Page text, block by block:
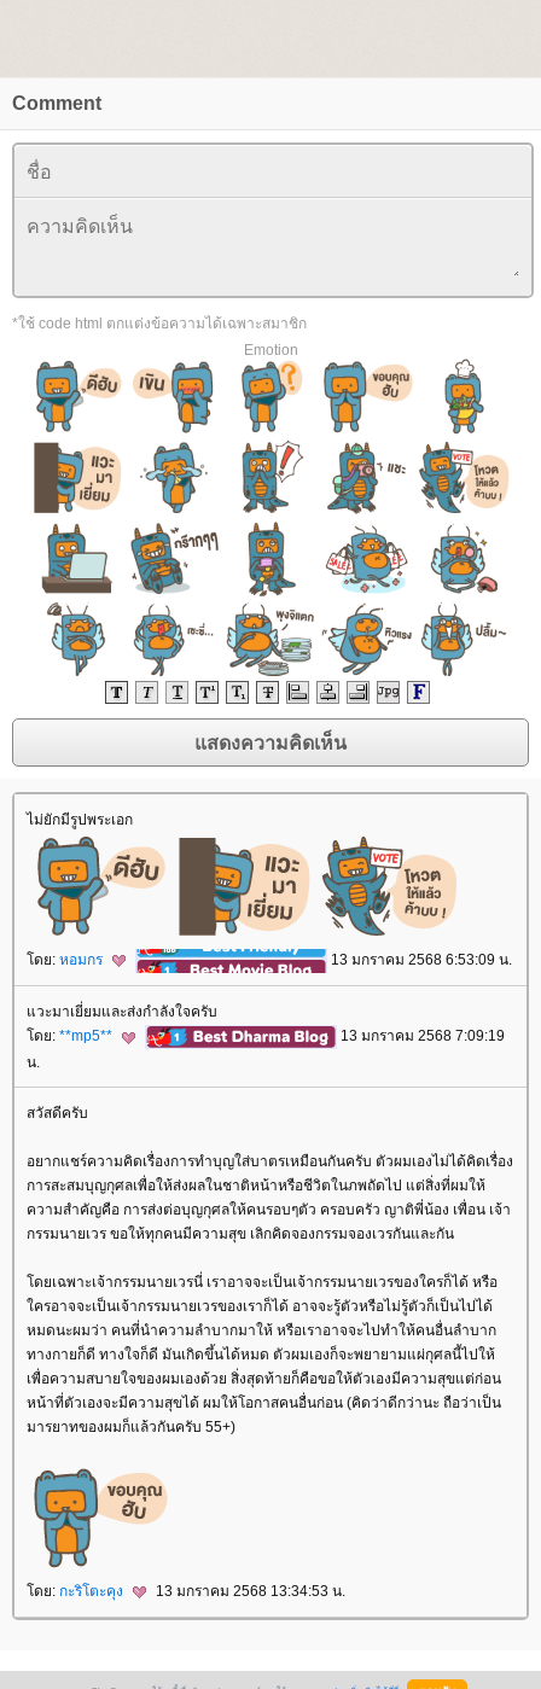
Comment
*ใช้ code html ตกแต่งข้อความได้เฉพาะสมาชิก
Emotion
ไม่ยักมีรูปพระเอก
ดย: หอมกร 13 มกราคม 2568 6:53:09 น.
วะมาเยี่ยมและส่งกำลังใจครับ
ดย: **mp5**
13 มกราคม 2568 7:09:19
น.
สวัสดีครับ
อยากแชร์ความคิดเรื่องการทำบุญใส่บาตรเหมือนกันครับ ตัวผมเองไม่ได้คิดเรื่อง
การสะสมบุญกุศลเพื่อให้ส่งผลในชาติหน้าหรือชีวิตในภพถัดไป แต่สิ่งที่ผมให้
ความสำคัญคือ การส่งต่อบุญกุศลให้คนรอบๆตัว ครอบครัว ญาติพี่น้อง เพื่อน เจ้า
กรรมนายเวร ขอให้ทุกคนมีความสุข เลิกคิดจองกรรมจองเวรกันและกัน
ดยเฉพาะเจ้ากรรมนายเวรนี่ เราอาจจะเป็นเจ้ากรรมนายเวรของใครก็ได้ หรือ
ครอาจจะเป็นเจ้ากรรมนายเวรของเราก็ได้ อาจจะรู้ตัวหรือไม่รู้ตัวก็เป็นไปได้
หมดนะผมว่า คนที่นำความลำบากมาให้ หรือเราอาจจะไปทำให้คนอื่นลำบาก
ทางกายก็ดี ทางใจก็ดี มันเกิดขึ้นได้หมด ตัวผมเองก็จะพยายามแผ่กุศลนี้ไปให้
เพื่อความสบายใจของผมเองด้วย สิ่งสุดท้ายก็คือขอให้ตัวเองมีความสุขแต่ก่อน
หน้าที่ตัวเองจะมีความสุขได้ ผมให้โอกาสคนอื่นก่อน (คิดว่าดีกว่านะ ถือว่าเป็น
มารยาทของผมก็แล้วกันครับ 55+)
ดย: กะริโตะคุง 13 มกราคม 2568 13:34:53 น.